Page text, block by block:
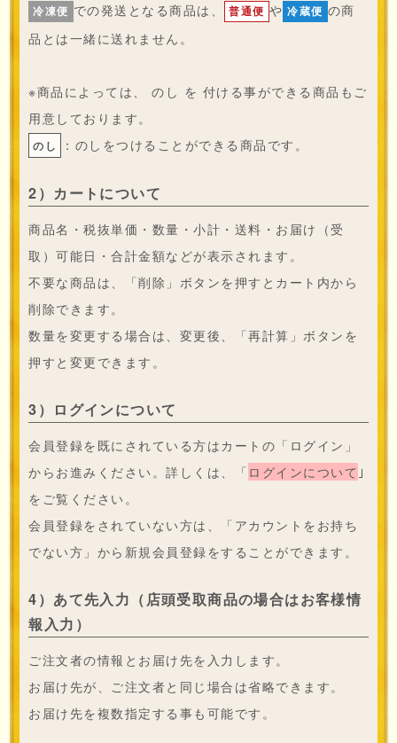
冷凍便 での発送となる商品は、 普通便 や 冷蔵便 の商
品とは一緒に送れません。
※商品によっては、 のし を 付ける事ができる商品もご
用意しております。
のし ：のしをつけることができる商品です。
2）カートについて
商品名・税抜単価・数量・小計・送料・お届け（受
取）可能日・合計金額などが表示されます。
不要な商品は、「削除」ボタンを押すとカート内から
削除できます。
数量を変更する場合は、変更後、「再計算」ボタンを
押すと変更できます。
3）ログインについて
会員登録を既にされている方はカートの「ログイン」
からお進みください。詳しくは、「 ログインについて ｣
をご覧ください。
会員登録をされていない方は、「アカウントをお持ち
でない方」から新規会員登録をすることができます。
4）あて先入力（店頭受取商品の場合はお客様情
報入力）
ご注文者の情報とお届け先を入力します。
お届け先が、ご注文者と同じ場合は省略できます。
お届け先を複数指定する事も可能です。